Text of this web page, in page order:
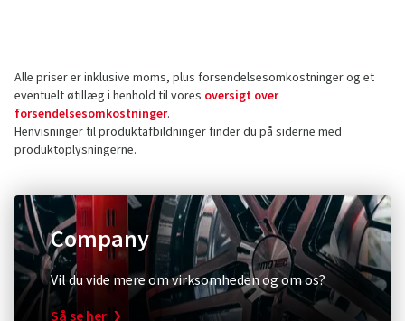
Kontakt vedrørende produktsikkerhed (ikke
kundesupport)
Kontaktformular:https://www.continental-
Diebstahlschutz & Sicherheit
XLC
Zahlenspiralkabelschloss
Andet
Alle priser er inklusive moms, plus forsendelsesomkostninger og et
eventuelt øtillæg i henhold til vores oversigt over
forsendelsesomkostninger.
Henvisninger til produktafbildninger finder du på siderne med
produktoplysningerne.
Company
Vil du vide mere om virksomheden og om os?
Så se her